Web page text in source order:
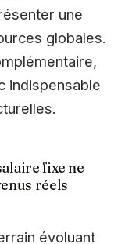
une
globales.
indispensable
fixe ne
réels
évoluant